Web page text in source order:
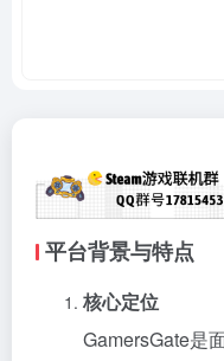
平台背景与特点
核心定位
GamersGate是